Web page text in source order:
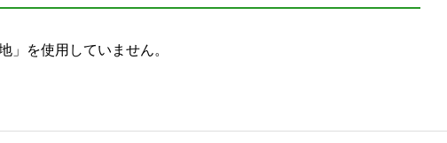
」を使用していません。